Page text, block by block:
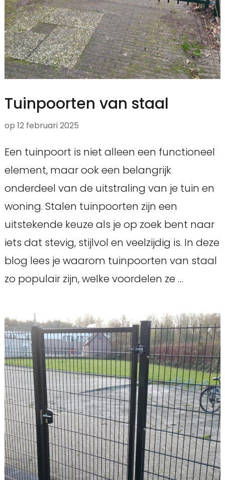
Tuinpoorten van staal
op 12 februari 2025
Een tuinpoort is niet alleen een functioneel
element, maar ook een belangrijk
onderdeel van de uitstraling van je tuin en
woning. Stalen tuinpoorten zijn een
uitstekende keuze als je op zoek bent naar
iets dat stevig, stijlvol en veelzijdig is. In deze
blog lees je waarom tuinpoorten van staal
zo populair zijn, welke voordelen ze …